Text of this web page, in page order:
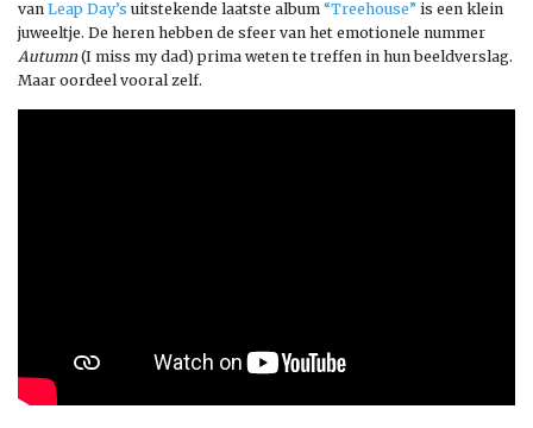
van Leap Day’s uitstekende laatste album “Treehouse” is een klein
juweeltje. De heren hebben de sfeer van het emotionele nummer
Autumn(I miss my dad) prima weten te treffen in hun beeldverslag.
Maar oordeel vooral zelf.